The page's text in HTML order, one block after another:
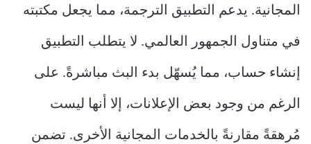
المجانية. يدعم التطبيق الترجمة، مما يجعل مكتبته
في متناول الجمهور العالمي. لا يتطلب التطبيق
إنشاء حساب، مما يُسهّل بدء البث مباشرةً. على
الرغم من وجود بعض الإعلانات، إلا أنها ليست
مُرهقةً مقارنةً بالخدمات المجانية الأخرى. تضمن